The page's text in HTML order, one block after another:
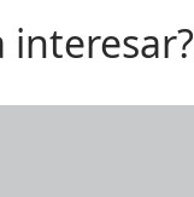
interesar?